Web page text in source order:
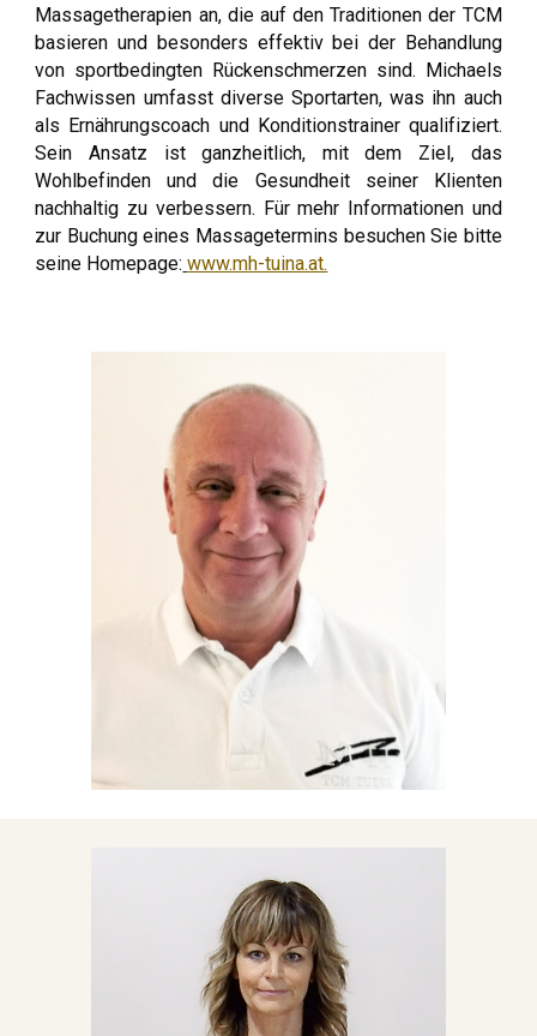
Massagetherapien an, die auf den Traditionen der TCM
basieren und besonders effektiv bei der Behandlung
von sportbedingten Rückenschmerzen sind. Michaels
Fachwissen umfasst diverse Sportarten, was ihn auch
als Ernährungscoach und Konditionstrainer qualifiziert.
Sein Ansatz ist ganzheitlich, mit dem Ziel, das
Wohlbefinden und die Gesundheit seiner Klienten
nachhaltig zu verbessern. Für mehr Informationen und
zur Buchung eines Massagetermins besuchen Sie bitte
seine Homepage: www.mh-tuina.at.